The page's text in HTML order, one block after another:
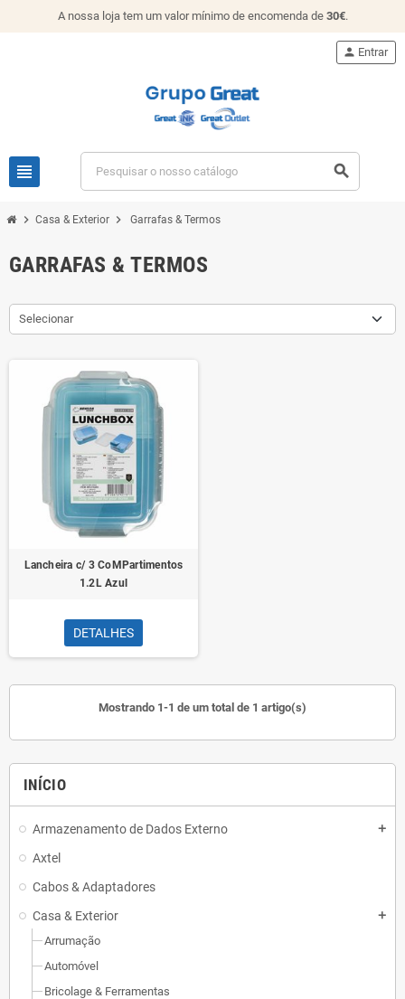
A nossa loja tem um valor mínimo de encomenda de 30€.
view_headline search
person Entrar
chevron_right Casa & Exterior chevron_right Garrafas & Termos
INÍCIO
Armazenamento de Dados Externo add
Axtel
Cabos & Adaptadores
Casa & Exterior
add
Arrumação
Automóvel
Bricolage & Ferramentas
GARRAFAS & TERMOS
Selecionar
Lancheira c/ 3 CoMPartimentos
1.2L Azul
DETALHES
Mostrando 1-1 de um total de 1 artigo(s)